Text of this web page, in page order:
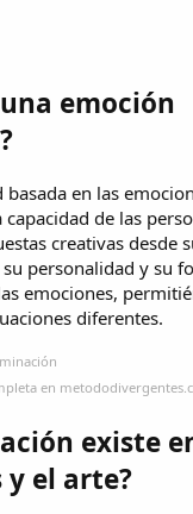
emoción
basada en las
de las
creativas desde
personalidad y su
emociones,
diferentes.
en
existe
y el arte?